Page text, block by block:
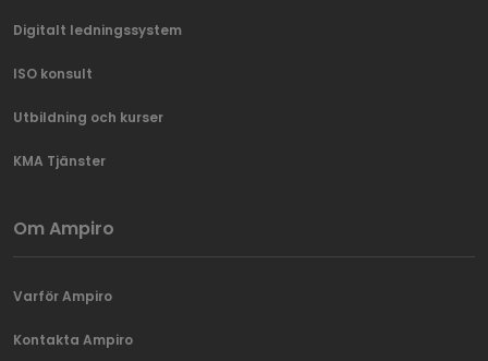
Digitalt ledningssystem
ISO konsult
Utbildning och kurser
KMA Tjänster
Om Ampiro
Varför Ampiro
Kontakta Ampiro